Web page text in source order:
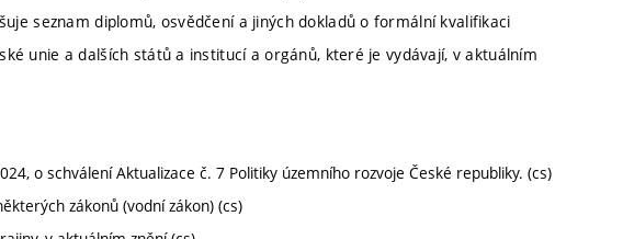
seznam diplomů, osvědčení a jiných dokladů o formální kvalifikaci
unie a dalších států a institucí a orgánů, které je vydávají, v aktuálním
o schválení Aktualizace č. 7 Politiky územního rozvoje České republiky. (cs)
zákonů (vodní zákon) (cs)